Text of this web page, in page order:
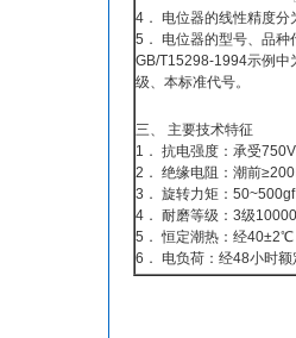
4． 电位器的线性精度
5． 电位器的型号、品
GB/T15298-1994示例中
级、本标准代号。
三、 主要技术特征
1． 抗电强度：承受
2． 绝缘电阻：潮前
3． 旋转力矩：
4． 耐磨等级：3级
5． 恒定潮热：经
6． 电负荷：经48小时